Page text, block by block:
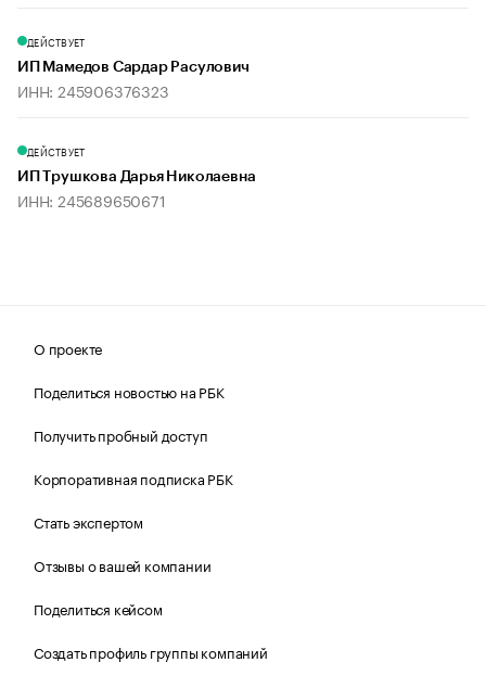
ДЕЙСТВУЕТ
ИП Мамедов Сардар Расулович
ИНН: 245906376323
ДЕЙСТВУЕТ
ИП Трушкова Дарья Николаевна
ИНН: 245689650671
О проекте
Поделиться новостью на РБК
Получить пробный доступ
Корпоративная подписка РБК
Стать экспертом
Отзывы о вашей компании
Поделиться кейсом
Создать профиль группы компаний